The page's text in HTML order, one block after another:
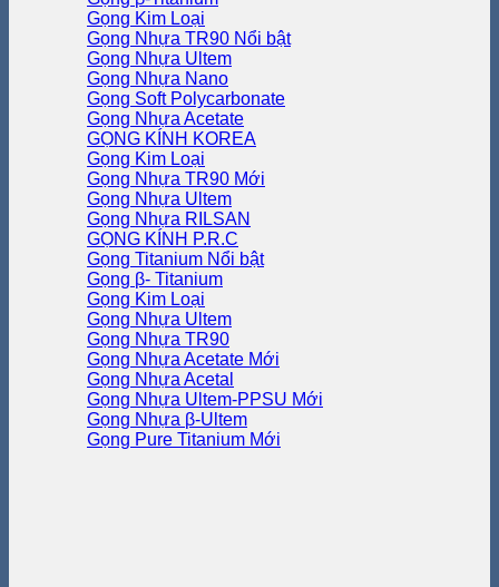
Gọng Kim Loại
Gọng Nhựa TR90
Gọng Nhựa Ultem
Gọng Nhựa Nano
Gọng Soft Polycarbonate
Gọng Nhựa Acetate
GỌNG KÍNH KOREA
Gọng Kim Loại
Gọng Nhựa TR90
Gọng Nhựa Ultem
Gọng Nhựa RILSAN
GỌNG KÍNH P.R.C
Gọng Titanium
Gọng β- Titanium
Gọng Kim Loại
Gọng Nhựa Ultem
Gọng Nhựa TR90
Gọng Nhựa Acetate
Gọng Nhựa Acetal
Gọng Nhựa Ultem-PPSU
Gọng Nhựa β-Ultem
Gọng Pure Titanium